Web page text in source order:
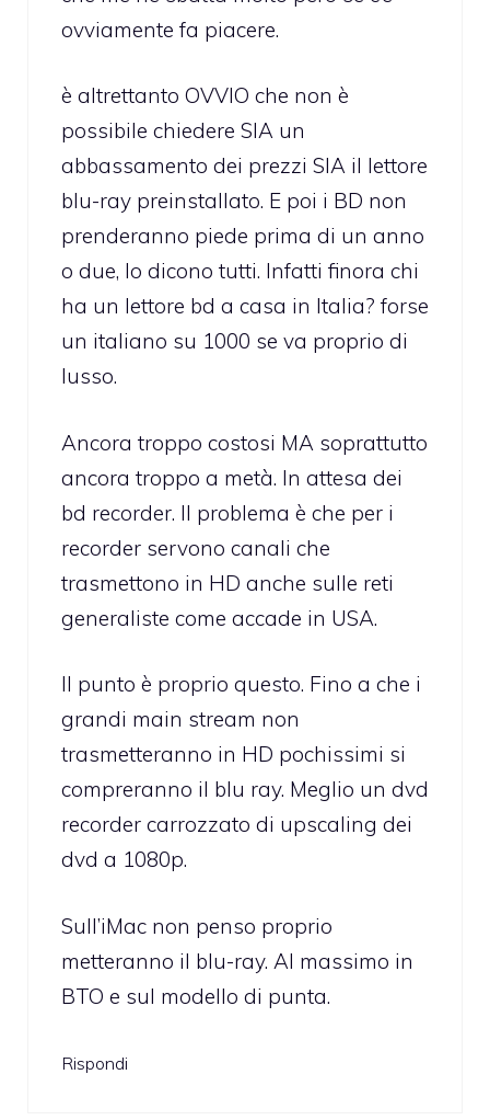
ovviamente fa piacere.
è altrettanto OVVIO che non è
possibile chiedere SIA un
abbassamento dei prezzi SIA il lettore
blu-ray preinstallato. E poi i BD non
prenderanno piede prima di un anno
o due, lo dicono tutti. Infatti finora chi
ha un lettore bd a casa in Italia? forse
un italiano su 1000 se va proprio di
lusso.
Ancora troppo costosi MA soprattutto
ancora troppo a metà. In attesa dei
bd recorder. Il problema è che per i
recorder servono canali che
trasmettono in HD anche sulle reti
generaliste come accade in USA.
Il punto è proprio questo. Fino a che i
grandi main stream non
trasmetteranno in HD pochissimi si
compreranno il blu ray. Meglio un dvd
recorder carrozzato di upscaling dei
dvd a 1080p.
Sull’iMac non penso proprio
metteranno il blu-ray. Al massimo in
BTO e sul modello di punta.
Rispondi